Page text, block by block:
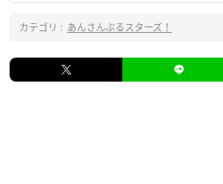
カテゴリ : あんさんぶるスターズ！